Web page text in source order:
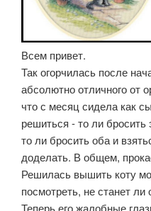
Всем привет.
Так огорчилась после
абсолютно отличного от
что с месяц сидела как
решиться - то ли бросить
то ли бросить оба и
доделать. В общем,
Решилась вышить коту
посмотреть, не станет
Теперь его жалобные